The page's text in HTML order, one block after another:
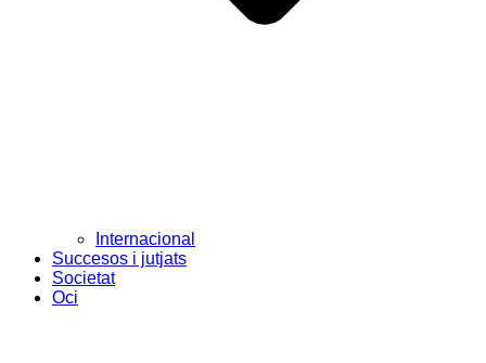
Internacional
Succesos i jutjats
Societat
Oci